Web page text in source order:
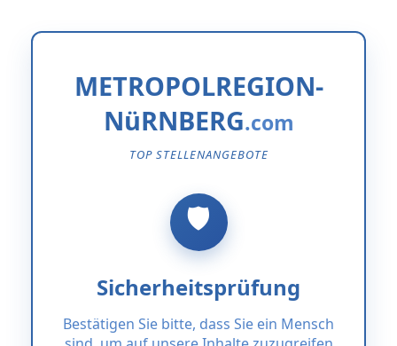
METROPOLREGION-
NüRNBERG
TOP STELLENANGEBOTE
Sicherheitsprüfung
Bestätigen Sie bitte, dass Sie ein Mensch